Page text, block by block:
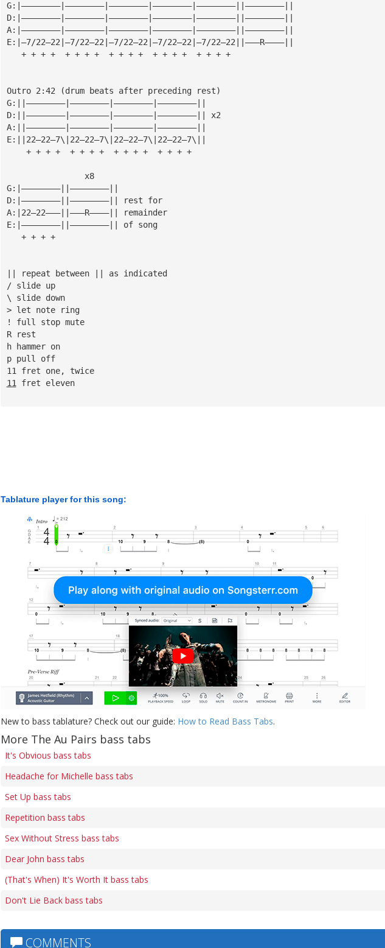
G:|————————|————————|————————|————————|————————||————————||
D:|————————|————————|————————|————————|————————||————————||
A:|————————|————————|————————|————————|————————||————————||
E:|—7/22—22|—7/22—22|—7/22—22|—7/22—22|—7/22—22||———R————||
   + + + +  + + + +  + + + +  + + + +  + + + +
Outro 2:42 (drum beats after preceding rest)
G:||————————|————————|————————|————————||
D:||————————|————————|————————|————————|| x2
A:||————————|————————|————————|————————||
E:||22—22—7\|22—22—7\|22—22—7\|22—22—7\||
    + + + +  + + + +  + + + +  + + + +
                x8
G:|————————||————————||
D:|————————||————————|| rest for
A:|22—22———||———R————|| remainder
E:|————————||————————|| of song
   + + + +
|| repeat between || as indicated
/ slide up
\ slide down
> let note ring
! full stop mute
R rest
h hammer on
p pull off
11 fret one, twice
11 fret eleven
Tablature player for this song:
New to bass tablature? Check out our guide: How to Read Bass Tabs.
More The Au Pairs bass tabs
It's Obvious bass tabs
Headache for Michelle bass tabs
Set Up bass tabs
Repetition bass tabs
Sex Without Stress bass tabs
Dear John bass tabs
(That's When) It's Worth It bass tabs
Don't Lie Back bass tabs
COMMENTS